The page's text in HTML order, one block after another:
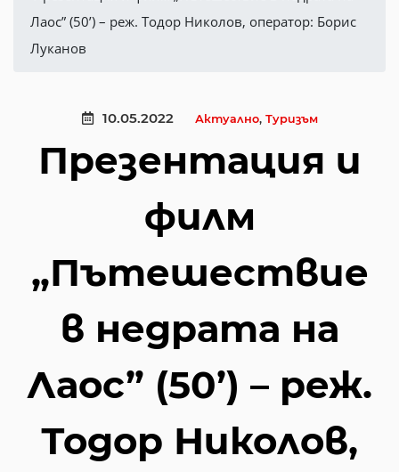
Лаос” (50’) – реж. Тодор Николов, оператор: Борис
Луканов
10.05.2022 Актуално, Туризъм
Презентация и
филм
„Пътешествие
в недрата на
Лаос” (50’) – реж.
Тодор Николов,